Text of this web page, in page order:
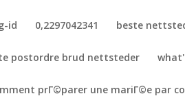
id 0,2297042341 beste
postordre brud nettsteder
prГ©parer une mariГ©e par